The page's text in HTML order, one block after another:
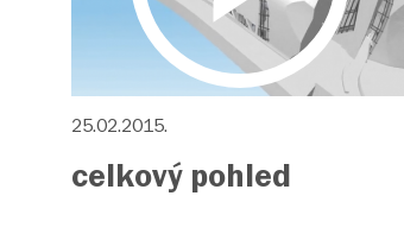
25.02.2015.
celkový pohled